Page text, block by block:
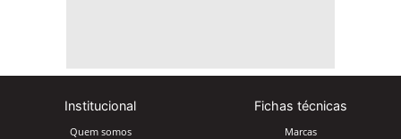
Institucional
Quem somos
Fichas técnicas
Marcas